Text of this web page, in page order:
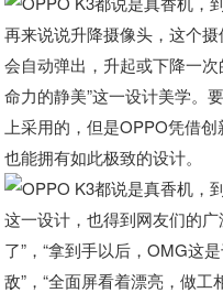
再来说说升降摄像头，这个
会自动弹出，升起或下降一
命力的静美”这一设计美学。
上采用的，但是OPPO凭借
也能拥有如此极致的设计。
这一设计，也得到网友们的
了”，“拿到手以后，OMG这
敌”，“全面屏看着漂亮，做工